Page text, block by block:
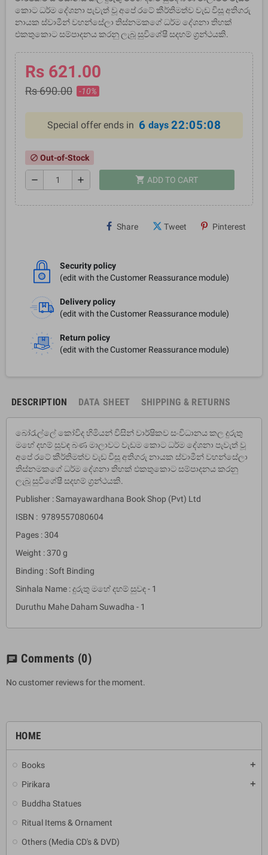
HOME
Books add
Pirikara add
Buddha Statues
Ritual Items & Ornament
Others (Media CD's & DVD)
කොට ධර්ම දේශනා පැවැත් වූ අපේ රටේ කීර්තිමත්ව වැඩ විසූ අතිගරු
නායක ස්වාමීන් වහන්සේලා තිස්නමකගේ ධර්ම දේශනා තිහක්
එකතුකොට සම්පාදනය කරනු ලැබූ සුවිශේෂී සදහම් ග‍්‍රන්ථයකි.
Rs 621.00
Rs 690.00 -10%
Special offer ends in 6 days 22:05:07
block Out-of-Stock
remove add shopping_cart ADD TO CART
Share Tweet Pinterest
Security policy
(edit with the Customer Reassurance module)
Delivery policy
(edit with the Customer Reassurance module)
Return policy
(edit with the Customer Reassurance module)
DESCRIPTION DATA SHEET SHIPPING & RETURNS
බෝරැල්ලේ කෝවිද හිමියන් විසින් වාර්ෂිකව සංවිධානය කල දුරුතු
මහේ දහම් සුවඳ බණ මාලාවට වැඩම කොට ධර්ම දේශනා පැවැත් වූ
අපේ රටේ කීර්තිමත්ව වැඩ විසූ අතිගරු නායක ස්වාමීන් වහන්සේලා
තිස්නමකගේ ධර්ම දේශනා තිහක් එකතුකොට සම්පාදනය කරනු
ලැබූ සුවිශේෂී සදහම් ග‍්‍රන්ථයකි.
Publisher : Samayawardhana Book Shop (Pvt) Ltd
ISBN : 9789557080604
Pages : 304
Weight : 370 g
Binding : Soft Binding
Sinhala Name : දුරුතු මහේ දහම් සුවඳ - 1
Duruthu Mahe Daham Suwadha - 1
chat Comments (0)
No customer reviews for the moment.